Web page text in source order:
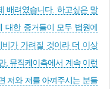
배려였습니다. 하고싶은 말
대한 증거들이 모두 법원에
가 가려질 것이라 더 이상
, 뮤직케이측에서 계속 이런
저와 저를 아껴주시는 분들